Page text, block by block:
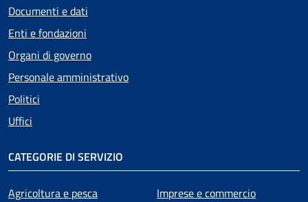
Documenti e dati
Enti e fondazioni
Organi di governo
Personale amministrativo
Politici
Uffici
CATEGORIE DI SERVIZIO
Agricoltura e pesca
Imprese e commercio